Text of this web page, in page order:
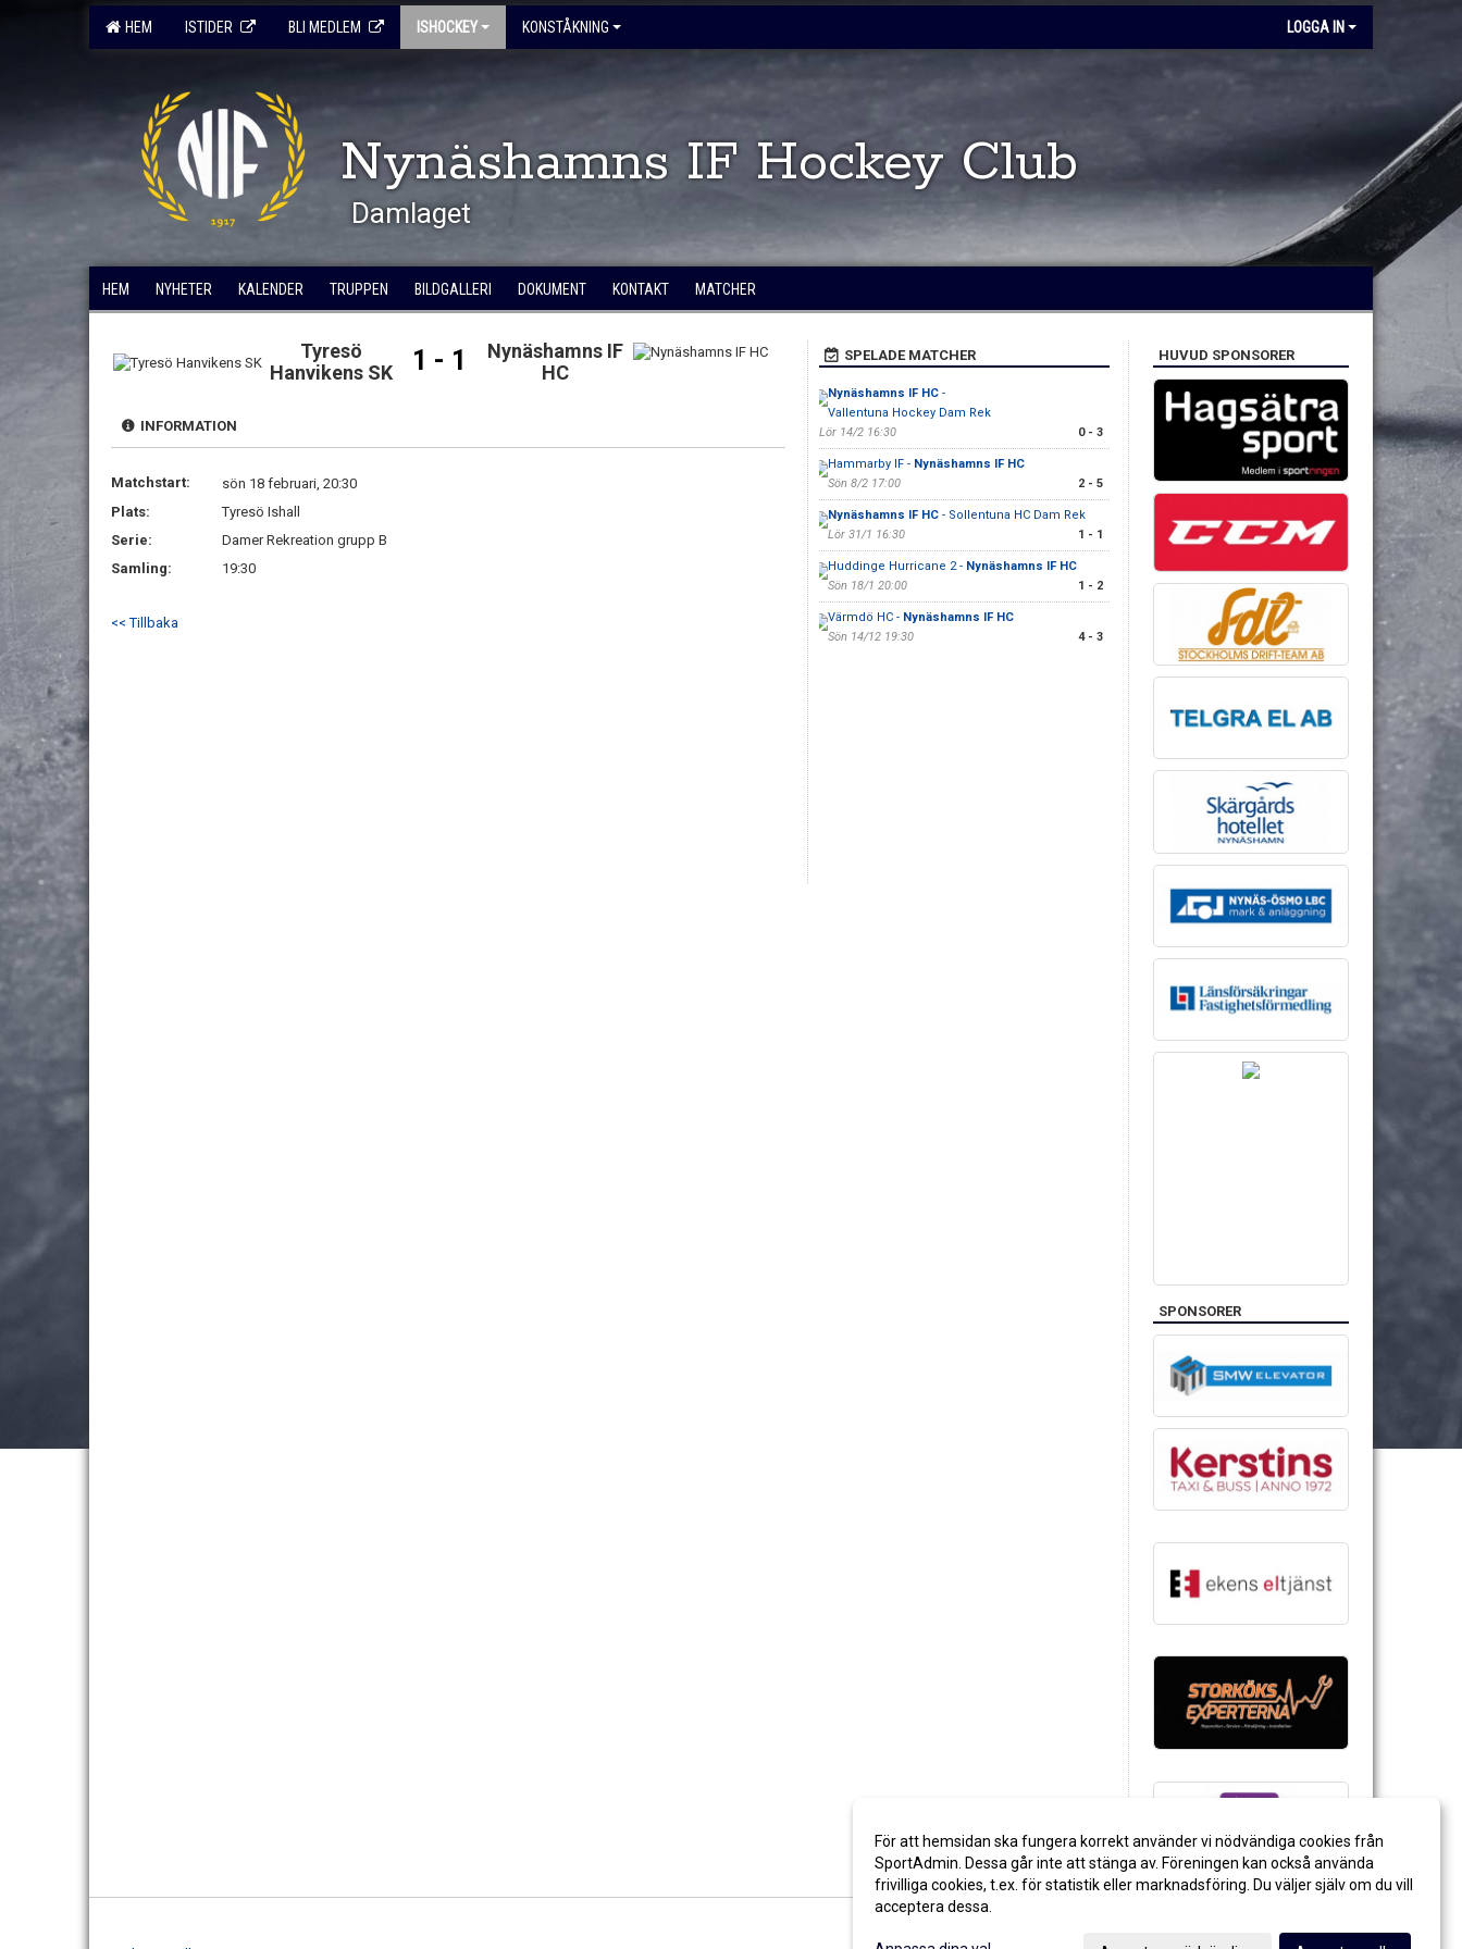
HEM ISTIDER BLI MEDLEM ISHOCKEY KONSTÅKNING LOGGA IN
Nynäshamns IF Hockey Club
Damlaget
HEM NYHETER KALENDER TRUPPEN BILDGALLERI DOKUMENT KONTAKT MATCHER
Tyresö
Hanvikens SK
1 - 1
Nynäshamns IF
HC
INFORMATION
Matchstart:
sön 18 februari, 20:30
Plats:
Tyresö Ishall
Serie:
Damer Rekreation grupp B
Samling:
19:30
<< Tillbaka
SPELADE MATCHER
Nynäshamns IF HC-
Vallentuna Hockey Dam Rek
Lör 14/2 16:30
0 - 3
Hammarby IF - Nynäshamns IF HC
Sön 8/2 17:00
2 - 5
Nynäshamns IF HC- Sollentuna HC Dam Rek
Lör 31/1 16:30
1 - 1
Huddinge Hurricane 2 - Nynäshamns IF HC
Sön 18/1 20:00
1 - 2
Värmdö HC - Nynäshamns IF HC
Sön 14/12 19:30
4 - 3
HUVUD SPONSORER
SPONSORER
För att hemsidan ska fungera korrekt använder vi nödvändiga cookies från
SportAdmin. Dessa går inte att stänga av. Föreningen kan också använda
frivilliga cookies, t.ex. för statistik eller marknadsföring. Du väljer själv om du vill
acceptera dessa.